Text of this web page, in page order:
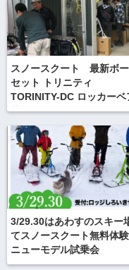
スノースクート 最新ボ
セット トリニティ
TORINITY-DC ロッカーベ
荷しました！
3/29.30はあわすのスキー
てスノースクート無料体
ニューモデル試乗会